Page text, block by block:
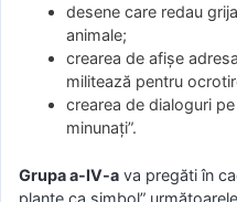
desene care redau
animale;
crearea de afişe
militează pentru
crearea de dialoguri
minunaţi”.
Grupa a-IV-a va pregăti în
plante ca simbol”